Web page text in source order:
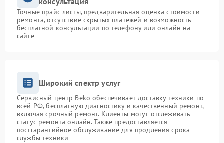
Точные прайс-листы, предварительная оценка стоимости
ремонта, отсутствие скрытых платежей и возможность
бесплатной консультации по телефону или онлайн на
сайте
Широкий спектр услуг
Сервисный центр Beko обеспечивает доставку техники по
всей РФ, бесплатную диагностику и качественный ремонт,
включая срочный ремонт. Клиенты могут отслеживать
статус ремонта онлайн. Также предоставляется
постгарантийное обслуживание для продления срока
службы техники